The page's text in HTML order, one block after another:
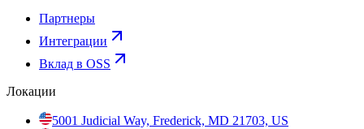
Партнеры
Интеграции
Вклад в OSS
Локации
5001 Judicial Way, Frederick, MD 21703, US